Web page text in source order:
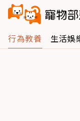
行為教養 生活娛